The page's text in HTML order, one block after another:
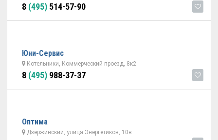
8 (495) 514-57-90
Юни-Сервис
Котельники, Коммерческий проезд, 8к2
8 (495) 988-37-37
Оптима
Дзержинский, улица Энергетиков, 10в